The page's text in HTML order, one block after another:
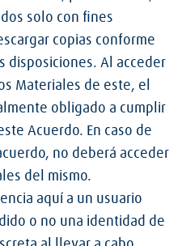
solo con fines
copias conforme
disposiciones. Al acceder
Materiales de este, el
obligado a cumplir
Acuerdo. En caso de
no deberá acceder
del mismo.
aquí a un usuario
o no una identidad de